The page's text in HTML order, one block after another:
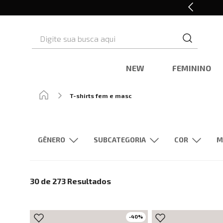
NEW FEMININO
T-shirts fem e masc
SUBCATEGORIA
GÊNERO
30 de 273Resultados
-40%